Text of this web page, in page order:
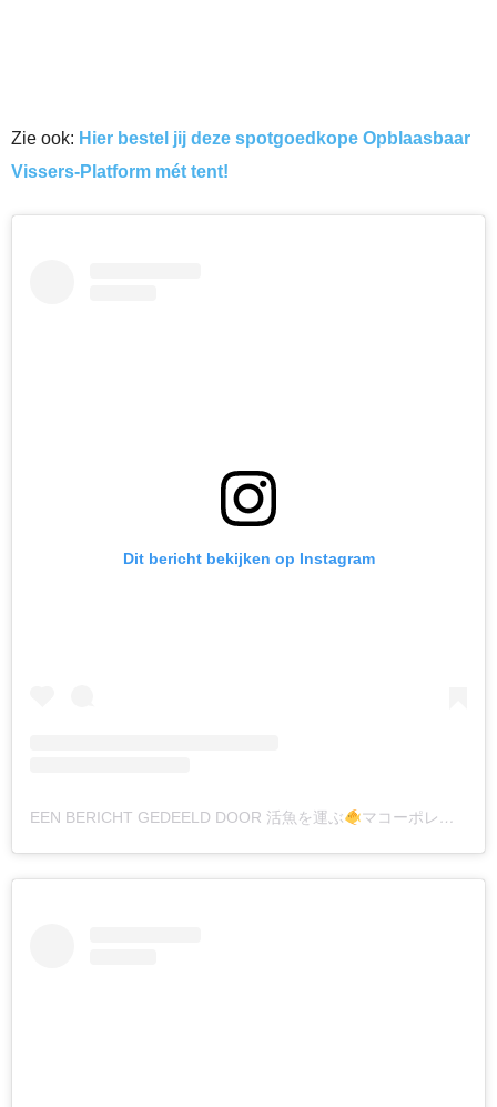
Zie ook: Hier bestel jij deze spotgoedkope Opblaasbaar
Vissers-Platform mét tent!
Dit bericht bekijken op Instagram
EEN BERICHT GEDEELD DOOR 活魚を運ぶ マコーポレーション (@KATSUGYO_BAG)